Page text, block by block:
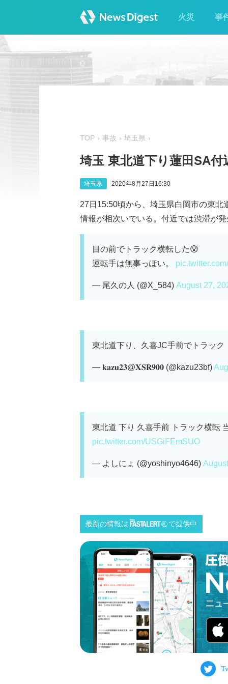
火災 事
TOP 事故 埼玉県
埼玉 東北道下り蓮田SA
埼玉県 2020年8月27日16:30
27日15:50頃から、埼玉県白岡市の東
情報が相次いでいる。付近では渋滞が
目の前でトラック横転した😰
運転手は無事っぽい。
— 尾久の人 (@X_584) August 27,
東北道下り、久喜JC手前でトラック
— 𝐤𝐚𝐳𝐮𝟐𝟑@𝐗𝐒𝐑𝟗𝟎𝟎 (@kazu23bf)
東北道 下り 久喜手前 トラック横転
pic.twitter.com/USGiFEmSUO
— よしにょ (@yoshinyo4646)
最新の情報は で提供中